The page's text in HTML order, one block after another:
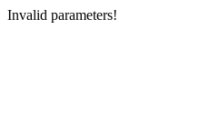
Invalid parameters!